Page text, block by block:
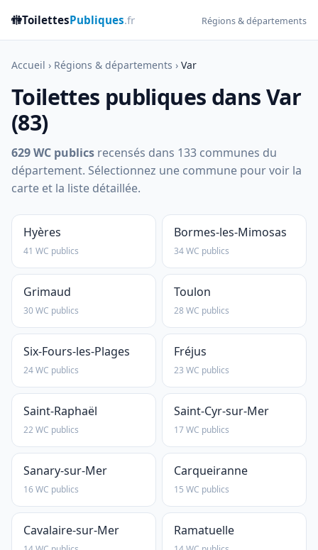
🚻ToilettesPubliques.fr Régions & départements
Accueil › Régions & départements › Var
Toilettes publiques dans Var
(83)
629 WC publics recensés dans 133 communes du
département. Sélectionnez une commune pour voir la
carte et la liste détaillée.
Hyères
41 WC publics
Bormes-les-Mimosas
34 WC publics
Grimaud
30 WC publics
Toulon
28 WC publics
Six-Fours-les-Plages
24 WC publics
Fréjus
23 WC publics
Saint-Raphaël
22 WC publics
Saint-Cyr-sur-Mer
17 WC publics
Sanary-sur-Mer
16 WC publics
Carqueiranne
15 WC publics
Cavalaire-sur-Mer Ramatuelle